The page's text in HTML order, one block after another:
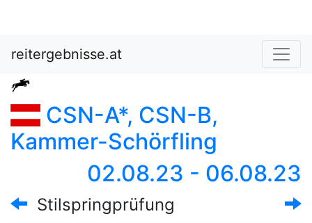
reitergebnisse.at
CSN-A*, CSN-B,
Kammer-Schörfling
02.08.23 - 06.08.23
Stilspringprüfung